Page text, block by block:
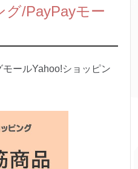
グ/PayPayモー
ールYahoo!ショッピン